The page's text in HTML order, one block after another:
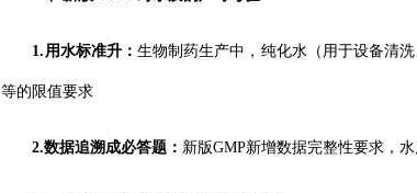
1.用水标准升： 生物制药生产中，纯化水（用于设备清
等的限值要求
2.数据追溯成必答题： 新版GMP新增数据完整性要求，